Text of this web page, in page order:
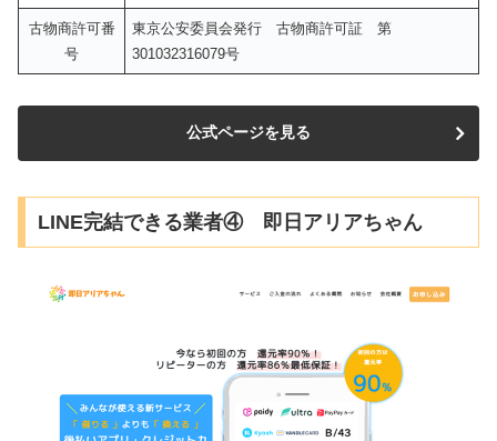
古物商許可番
号
東京公安委員会発行 古物商許可証 第
301032316079号
公式ページを見る
LINE完結できる業者④ 即日アリアちゃん